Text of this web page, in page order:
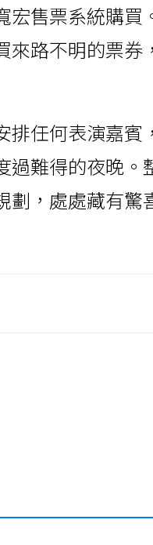
售票系統購買
來路不明的票券
排任何表演嘉
過難得的夜晚
劃，處處藏有驚